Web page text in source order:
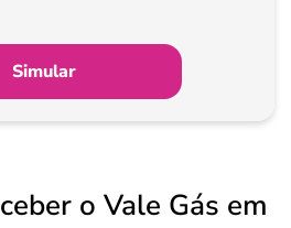
Simular
o Vale Gás em